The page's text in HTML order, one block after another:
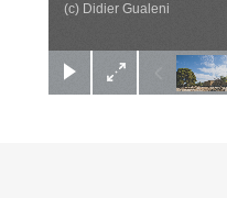
(c) Didier Gualeni